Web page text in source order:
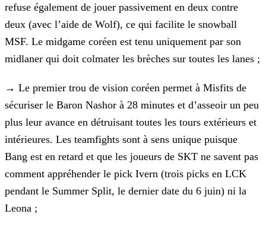
refuse également de jouer passivement en deux contre
deux (avec l’aide de Wolf), ce qui facilite le snowball
MSF. Le midgame coréen est tenu uniquement par son
midlaner qui doit colmater les brèches sur toutes les lanes ;
→ Le premier trou de vision coréen permet à Misfits de
sécuriser le Baron Nashor à 28 minutes et d’asseoir un peu
plus leur avance en détruisant toutes les tours extérieurs et
intérieures. Les teamfights sont à sens unique puisque
Bang est en retard et que les joueurs de SKT ne savent pas
comment appréhender le pick Ivern (trois picks en LCK
pendant le Summer Split, le dernier date du 6 juin) ni la
Leona ;